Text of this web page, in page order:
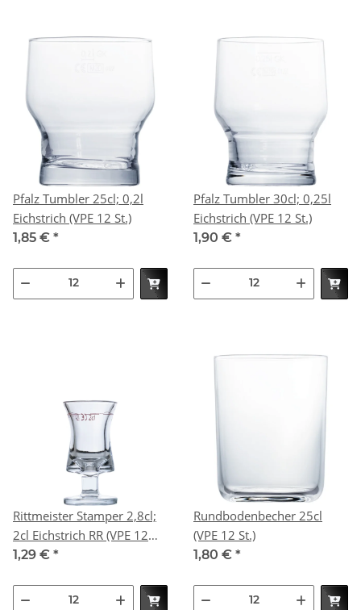
Pfalz Tumbler 25cl; 0,2l
Eichstrich (VPE 12 St.)
1,85 € *
Pfalz Tumbler 30cl; 0,25l
Eichstrich (VPE 12 St.)
1,90 € *
Rittmeister Stamper 2,8cl;
2cl Eichstrich RR (VPE 12
St.)
1,29 € *
Rundbodenbecher 25cl
(VPE 12 St.)
1,80 € *